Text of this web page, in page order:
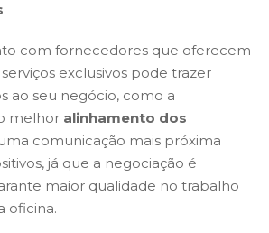
com fornecedores que oferecem
exclusivos pode trazer
ao seu negócio, como a
melhor alinhamento dos
comunicação mais próxima
já que a negociação é
maior qualidade no trabalho
oficina.